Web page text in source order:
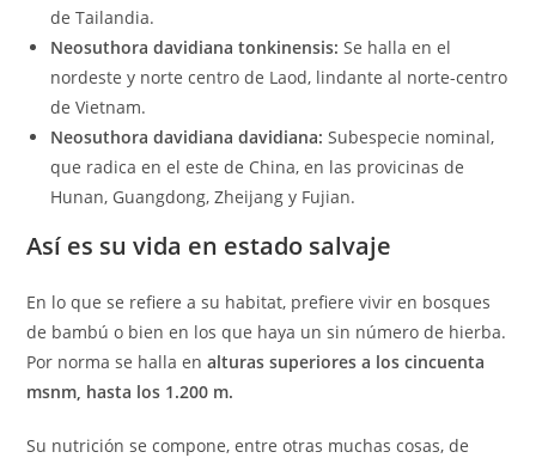
de Tailandia.
Neosuthora davidiana tonkinensis:Se halla en el
nordeste y norte centro de Laod, lindante al norte-centro
de Vietnam.
Neosuthora davidiana davidiana:Subespecie nominal,
que radica en el este de China, en las provicinas de
Hunan, Guangdong, Zheijang y Fujian.
Así es su vida en estado salvaje
En lo que se refiere a su habitat, prefiere vivir en bosques
de bambú o bien en los que haya un sin número de hierba.
Por norma se halla enalturas superiores a los cincuenta
msnm, hasta los 1.200 m.
Su nutrición se compone, entre otras muchas cosas, de